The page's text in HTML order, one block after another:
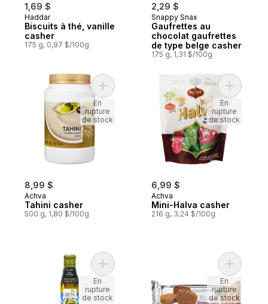
1,69 $
Haddar
Biscuits à thé, vanille
casher
175 g, 0,97 $/100g
2,29 $
Snappy Snax
Gaufrettes au
chocolat gaufrettes
de type belge casher
175 g, 1,31 $/100g
8,99 $
Achva
Tahini casher
500 g, 1,80 $/100g
Ajouter Tahini casher au panier
En
rupture
de stock
6,99 $
Achva
Mini-Halva casher
216 g, 3,24 $/100g
Ajouter
En
rupture
de stock
Ajouter Huile d'olive extra vierge
En
rupture
de stock
Ajouter
En
rupture
de stock